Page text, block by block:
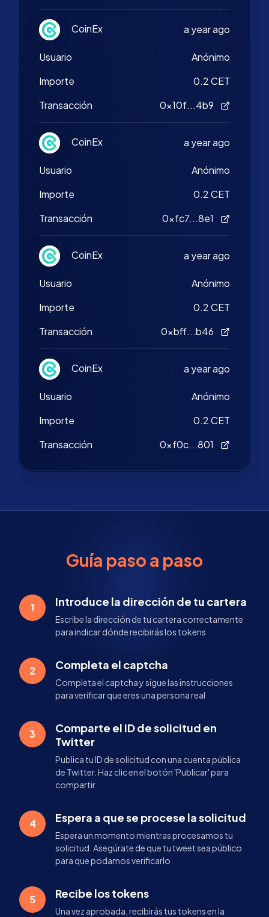
CoinEx a year ago
Usuario
Anónimo
Importe
0.2 CET
Transacción
0x10f...4b9
CoinEx a year ago
Usuario
Anónimo
Importe
0.2 CET
Transacción
0xfc7...8e1
CoinEx a year ago
Usuario
Anónimo
Importe
0.2 CET
Transacción
0xbff...b46
CoinEx a year ago
Usuario
Anónimo
Importe
0.2 CET
Transacción
0xf0c...801
Guía paso a paso
1 Introduce la dirección de tu cartera
Escribe la dirección de tu cartera correctamente
para indicar dónde recibirás los tokens
2 Completa el captcha
Completa el captcha y sigue las instrucciones
para verificar que eres una persona real
3
Comparte el ID de solicitud en
Twitter
Publica tu ID de solicitud con una cuenta pública
de Twitter. Haz clic en el botón 'Publicar' para
compartir
4 Espera a que se procese la solicitud
Espera un momento mientras procesamos tu
solicitud. Asegúrate de que tu tweet sea público
para que podamos verificarlo
5 Recibe los tokens
Una vez aprobada, recibirás tus tokens en la